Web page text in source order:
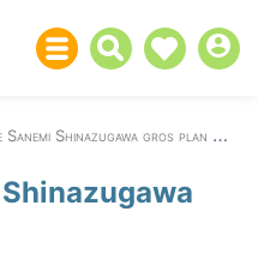
Shinazugawa gros plan souriant